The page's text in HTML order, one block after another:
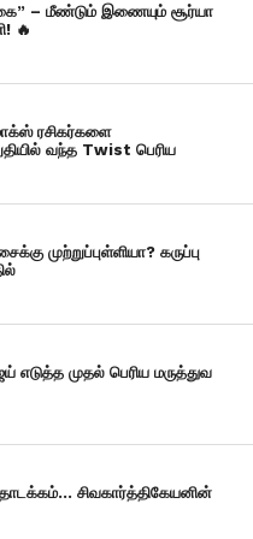
– மீண்டும் இணையும் சூர்யா
🔥
ரசிகர்களை
வந்த Twist பெரிய
முற்றுப்புள்ளியா? கருப்பு
எடுத்த முதல் பெரிய மருத்துவ
சிவகார்த்திகேயனின்